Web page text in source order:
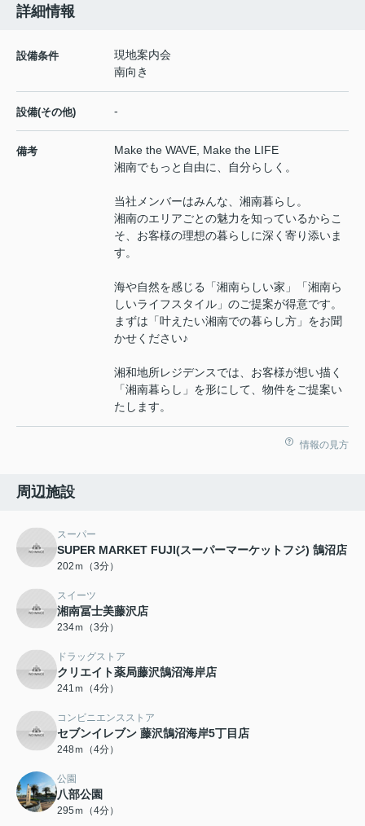
詳細情報
設備条件
現地案内会
南向き
設備(その他) -
備考
Make the WAVE, Make the LIFE
湘南でもっと自由に、自分らしく。
当社メンバーはみんな、湘南暮らし。
湘南のエリアごとの魅力を知っているからこ
そ、お客様の理想の暮らしに深く寄り添いま
す。
海や自然を感じる「湘南らしい家」「湘南ら
しいライフスタイル」のご提案が得意です。
まずは「叶えたい湘南での暮らし方」をお聞
かせください♪
湘和地所レジデンスでは、お客様が想い描く
「湘南暮らし」を形にして、物件をご提案い
たします。
情報の見方
周辺施設
スーパー
SUPER MARKET FUJI(スーパーマーケットフジ) 鵠沼店
202ｍ（3分）
スイーツ
湘南冨士美藤沢店
234ｍ（3分）
ドラッグストア
クリエイト薬局藤沢鵠沼海岸店
241ｍ（4分）
コンビニエンスストア
セブンイレブン 藤沢鵠沼海岸5丁目店
248ｍ（4分）
公園
八部公園
295ｍ（4分）